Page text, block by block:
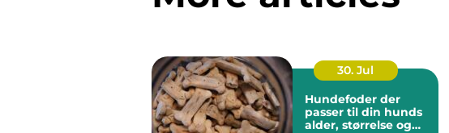
30. Jul
Hundefoder der
passer til din hunds
alder, størrelse og